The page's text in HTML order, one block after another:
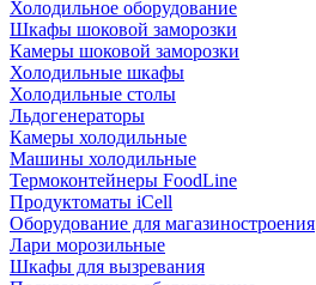
Холодильное оборудование
Шкафы шоковой заморозки
Камеры шоковой заморозки
Холодильные шкафы
Холодильные столы
Льдогенераторы
Камеры холодильные
Машины холодильные
Термоконтейнеры FoodLine
Продуктоматы iCell
Оборудование для магазиностроения
Лари морозильные
Шкафы для вызревания